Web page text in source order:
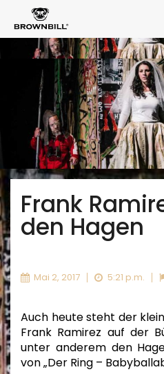
Frank
den Hagen
Mai 2, 2017 5:21 p.m.
Auch heute steht der
Frank Ramirez auf der
unter anderem den
von „Der Ring –